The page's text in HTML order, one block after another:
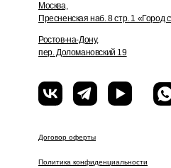
Договор оферты
Ростов-на-Дону,
пер. Доломановский 19
Москва,
Пресненская наб. 8 стр. 1 «Город
Политика конфиденциальности